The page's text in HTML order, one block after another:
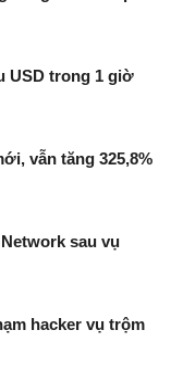
USD trong 1 giờ
vẫn tăng 325,8%
sau vụ
hacker vụ trộm